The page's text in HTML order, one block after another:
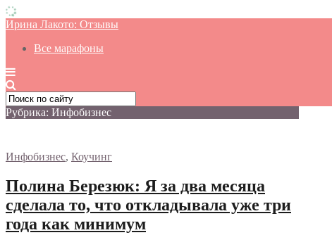
Ирина Лакото: Отзывы
Все марафоны
Рубрика: Инфобизнес
Инфобизнес, Коучинг
Полина Березюк: Я за два месяца
сделала то, что откладывала уже три
года как минимум